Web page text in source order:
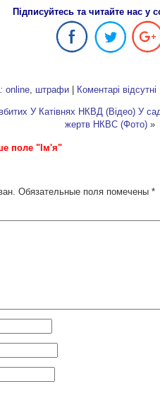
Підписуйтесь та читайте нас у
online штрафи | Коментарі відсутні
У Катівнях НКВД (Відео) У
жертв НКВС (Фото) »
поле "Ім'я"
Обязательные поля помечены*